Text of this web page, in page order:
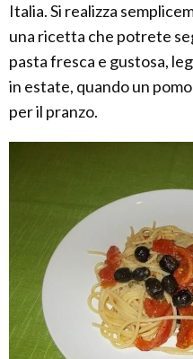
Italia. Si realizza
una ricetta che potrete
pasta fresca e gustosa,
in estate, quando un
per il pranzo.